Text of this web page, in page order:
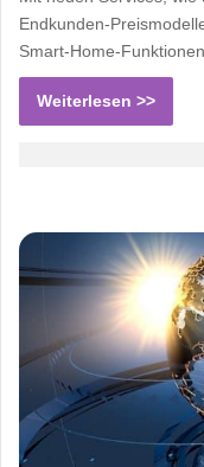
Endkunden-
Smart-Home-
Weiterlesen >>